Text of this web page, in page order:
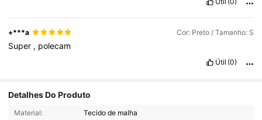
+***a Cor: Preto / Tamanho: S
Super , polecam
Útil (0)
Detalhes Do Produto
Material:
Tecido de malha